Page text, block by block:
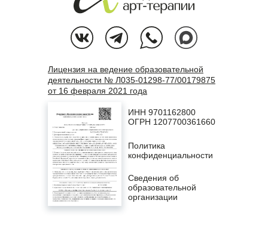
ИНН 9701162800
ОГРН 1207700361660
Сведения об
образовательной
организации
Лицензия на ведение образовательной
деятельности № Л035-01298-77/00179875
от 16 февраля 2021 года
Политика
конфиденциальности